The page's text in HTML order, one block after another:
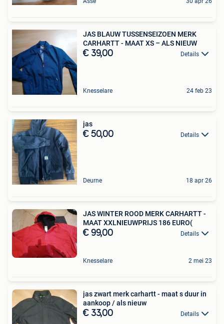
JAS BLAUW TUSSENSEIZOEN MERK
CARHARTT - MAAT XS – ALS NIEUW
€ 39,00 Details
Knesselare 24 feb 23
jas
€ 50,00 Details
Deurne 18 apr 26
JAS WINTER ROOD MERK CARHARTT -
MAAT XXLNIEUWPRIJS 186 EURO(
€ 99,00 Details
Knesselare 2 mei 23
jas zwart merk carhartt - maat s duur in
aankoop / als nieuw
€ 33,00 Details